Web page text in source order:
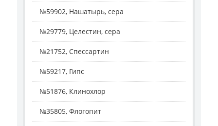
№59902, Нашатырь, сера
№29779, Целестин, сера
№21752, Спессартин
№59217, Гипс
№51876, Клинохлор
№35805, Флогопит